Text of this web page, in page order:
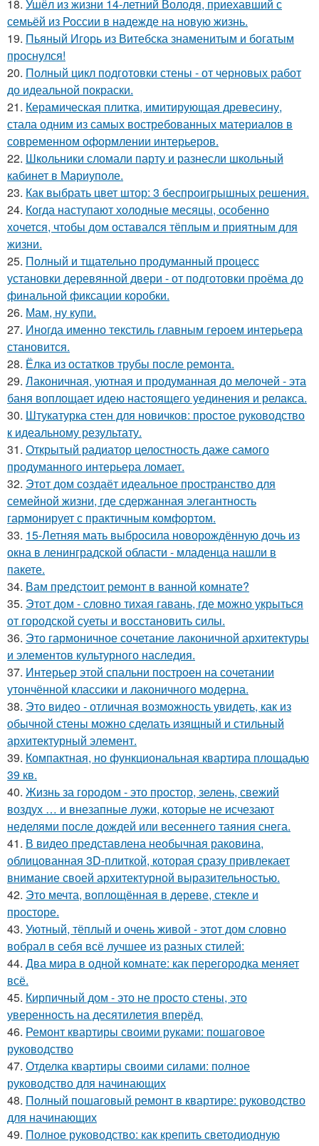
18. Ушёл из жизни 14-летний Володя, приехавший с
семьёй из России в надежде на новую жизнь.
19. Пьяный Игорь из Витебска знаменитым и богатым
проснулся!
20. Полный цикл подготовки стены - от черновых работ
до идеальной покраски.
21. Керамическая плитка, имитирующая древесину,
стала одним из самых востребованных материалов в
современном оформлении интерьеров.
22. Школьники сломали парту и разнесли школьный
кабинет в Мариуполе.
23. Как выбрать цвет штор: 3 беспроигрышных решения.
24. Когда наступают холодные месяцы, особенно
хочется, чтобы дом оставался тёплым и приятным для
жизни.
25. Полный и тщательно продуманный процесс
установки деревянной двери - от подготовки проёма до
финальной фиксации коробки.
26. Мам, ну купи.
27. Иногда именно текстиль главным героем интерьера
становится.
28. Ёлка из остатков трубы после ремонта.
29. Лаконичная, уютная и продуманная до мелочей - эта
баня воплощает идею настоящего уединения и релакса.
30. Штукатурка стен для новичков: простое руководство
к идеальному результату.
31. Открытый радиатор целостность даже самого
продуманного интерьера ломает.
32. Этот дом создаёт идеальное пространство для
семейной жизни, где сдержанная элегантность
гармонирует с практичным комфортом.
33. 15-Летняя мать выбросила новорождённую дочь из
окна в ленинградской области - младенца нашли в
пакете.
34. Вам предстоит ремонт в ванной комнате?
35. Этот дом - словно тихая гавань, где можно укрыться
от городской суеты и восстановить силы.
36. Это гармоничное сочетание лаконичной архитектуры
и элементов культурного наследия.
37. Интерьер этой спальни построен на сочетании
утончённой классики и лаконичного модерна.
38. Это видео - отличная возможность увидеть, как из
обычной стены можно сделать изящный и стильный
архитектурный элемент.
39. Компактная, но функциональная квартира площадью
39 кв.
40. Жизнь за городом - это простор, зелень, свежий
воздух … и внезапные лужи, которые не исчезают
неделями после дождей или весеннего таяния снега.
41. В видео представлена необычная раковина,
облицованная 3D-плиткой, которая сразу привлекает
внимание своей архитектурной выразительностью.
42. Это мечта, воплощённая в дереве, стекле и
просторе.
43. Уютный, тёплый и очень живой - этот дом словно
вобрал в себя всё лучшее из разных стилей:
44. Два мира в одной комнате: как перегородка меняет
всё.
45. Кирпичный дом - это не просто стены, это
уверенность на десятилетия вперёд.
46. Ремонт квартиры своими руками: пошаговое
руководство
47. Отделка квартиры своими силами: полное
руководство для начинающих
48. Полный пошаговый ремонт в квартире: руководство
для начинающих
49. Полное руководство: как крепить светодиодную